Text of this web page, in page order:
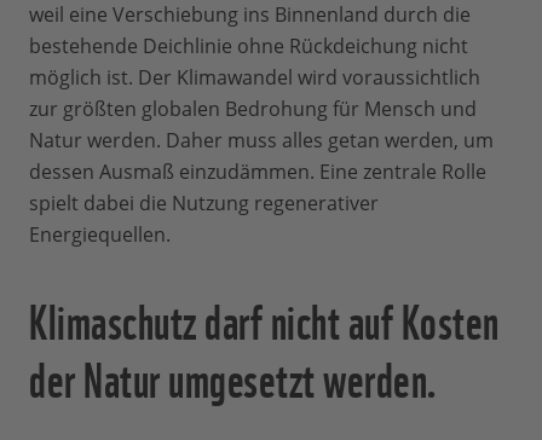
weil eine Verschiebung ins Binnenland durch die
bestehende Deichlinie ohne Rückdeichung nicht
möglich ist. Der Klimawandel wird voraussichtlich
zur größten globalen Bedrohung für Mensch und
Natur werden. Daher muss alles getan werden, um
dessen Ausmaß einzudämmen. Eine zentrale Rolle
spielt dabei die Nutzung regenerativer
Energiequellen.
Klimaschutz darf nicht auf Kosten
der Natur umgesetzt werden.